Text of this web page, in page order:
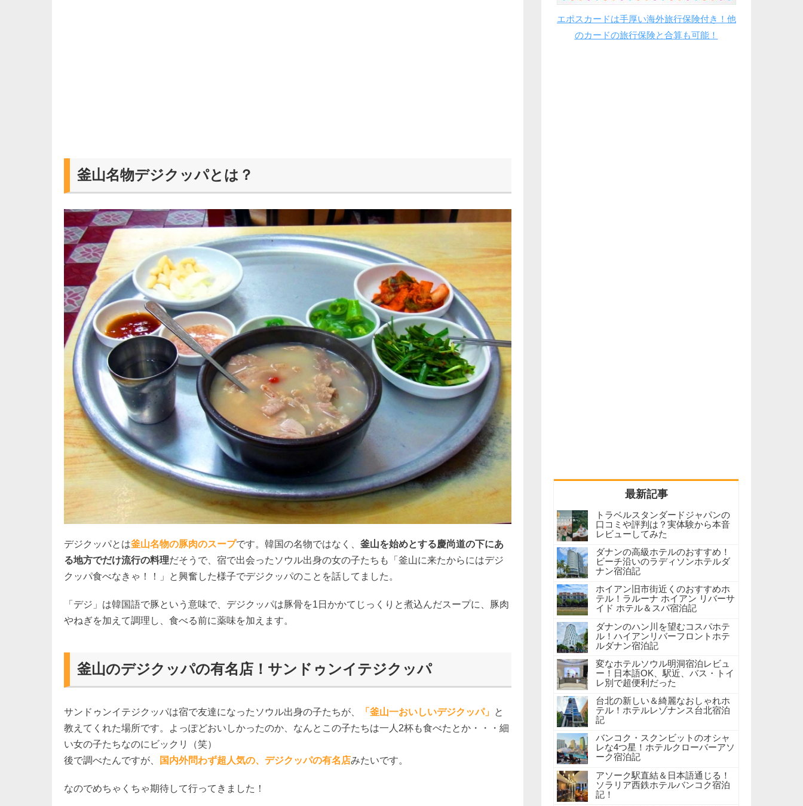
釜山名物デジクッパとは？
デジクッパとは釜山名物の豚肉のスープです。韓国の名物ではなく、 釜山を始めとする慶尚道の下にあ
る地方でだけ流行の料理だそうで、宿で出会ったソウル出身の女の子たちも「釜山に来たからにはデジ
クッパ食べなきゃ！！」と興奮した様子でデジクッパのことを話してました。
「デジ」は韓国語で豚という意味で、デジクッパは豚骨を1日かかてじっくりと煮込んだスープに、豚肉
やねぎを加えて調理し、食べる前に薬味を加えます。
釜山のデジクッパの有名店！サンドゥンイテジクッパ
サンドゥンイテジクッパは宿で友達になったソウル出身の子たちが、 「釜山一おいしいデジクッパ」 と
教えてくれた場所です。よっぽどおいしかったのか、なんとこの子たちは一人2杯も食べたとか・・・細
い女の子たちなのにビックリ（笑）
後で調べたんですが、
国内外問わず超人気の、デジクッパの有名店みたいです。
なのでめちゃくちゃ期待して行ってきました！
エポスカードは手厚い海外旅行保険付き！他
のカードの旅行保険と合算も可能！
トラベルスタンダードジャパンの
口コミや評判は？実体験から本音
レビューしてみた
ダナンの高級ホテルのおすすめ！
ビーチ沿いのラディソンホテルダ
ナン宿泊記
ホイアン旧市街近くのおすすめホ
テル！ラルーナ ホイアン リバーサ
イド ホテル＆スパ宿泊記
ダナンのハン川を望むコスパホテ
ル！ハイアンリバーフロントホテ
ルダナン宿泊記
変なホテルソウル明洞宿泊レビュ
ー！日本語OK、駅近、バス・トイ
レ別で超便利だった
台北の新しい＆綺麗なおしゃれホ
テル！ホテルレゾナンス台北宿泊
記
バンコク・スクンビットのオシャ
レな4つ星！ホテルクローバーアソ
ーク宿泊記
アソーク駅直結＆日本語通じる！
ソラリア西鉄ホテルバンコク宿泊
記！